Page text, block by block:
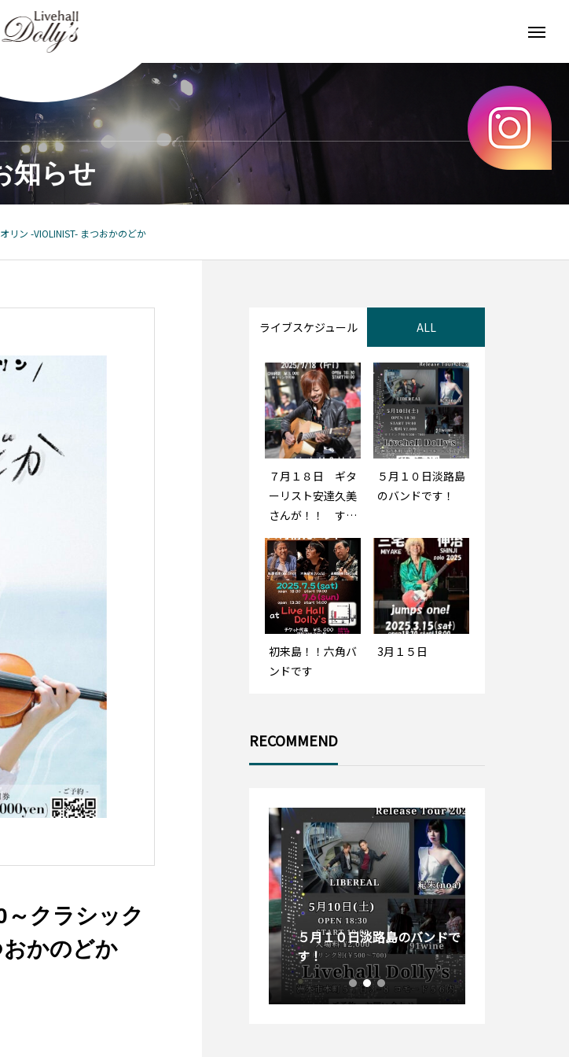
知らせ
ン -VIOLINIST- まつおかのどか
クラシック
かのどか
ライブスケジュール ALL
７月１８日 ギタ
ーリスト安達久美
さんが！！ すご
くかっこいいです
５月１０日淡路島
のバンドです！
初来島！！六角バ
ンドです
3月１５日
3月３日
終了いたしまし
た！【2024/3/2
シックじゃないヴ
ァイオリン -VIOL
INIST- まつおか
のどか
終了しました。4
月２９日１９時
9月29日 みんな
11月29日 増田
俊郎さん
今年の第一
弾！！！やる
ど〜〜
終了しました！２
終了しました。４
RECOMMEND
ドです
７月１８日 ギターリスト安
達久美さんが！！ すごくか
５月１０日淡路島のバンドで
す！